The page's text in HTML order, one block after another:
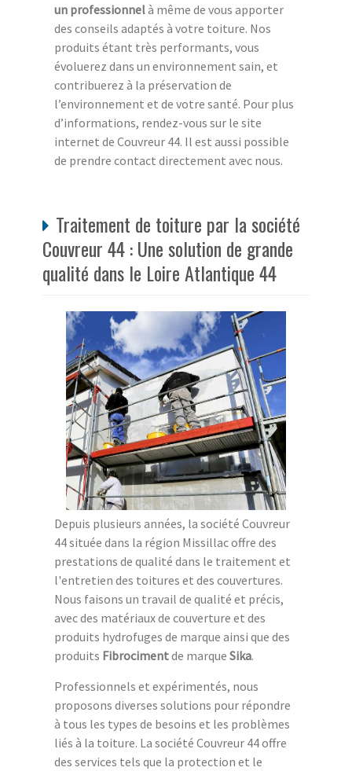
un professionnelà même de vous apporter
des conseils adaptés à votre toiture. Nos
produits étant très performants, vous
évoluerez dans un environnement sain, et
contribuerez à la préservation de
l’environnement et de votre santé. Pour plus
d’informations, rendez-vous sur le site
internet de Couvreur 44. Il est aussi possible
de prendre contact directement avec nous.
Traitement de toiture par la société
Couvreur 44 : Une solution de grande
qualité dans le Loire Atlantique 44
Depuis plusieurs années, la société Couvreur
44 située dans la région Missillac offre des
prestations de qualité dans le traitement et
l'entretien des toitures et des couvertures.
Nous faisons un travail de qualité et précis,
avec des matériaux de couverture et des
produits hydrofuges de marque ainsi que des
produits Fibrocimentde marque Sika.
Professionnels et expérimentés, nous
proposons diverses solutions pour répondre
à tous les types de besoins et les problèmes
liés à la toiture. La société Couvreur 44 offre
des services tels que la protection et le